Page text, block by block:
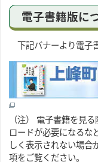
電子書籍版に
下記バナーより電子
（注） 電子書籍を見
ロードが必要になるな
しく表示されない場合
項をご覧ください。